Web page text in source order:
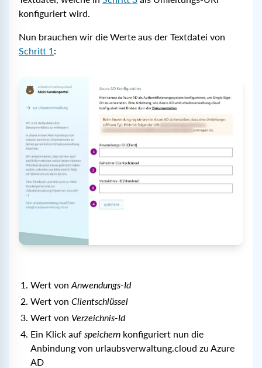
konfiguriert wird.
Nun brauchen wir die Werte aus der Textdatei von
Schritt 1 :
Wert von Anwendungs-Id
Wert von Clientschlüssel
Wert von Verzeichnis-Id
Ein Klick auf speichern konfiguriert nun die
Anbindung von urlaubsverwaltung.cloud zu Azure
AD